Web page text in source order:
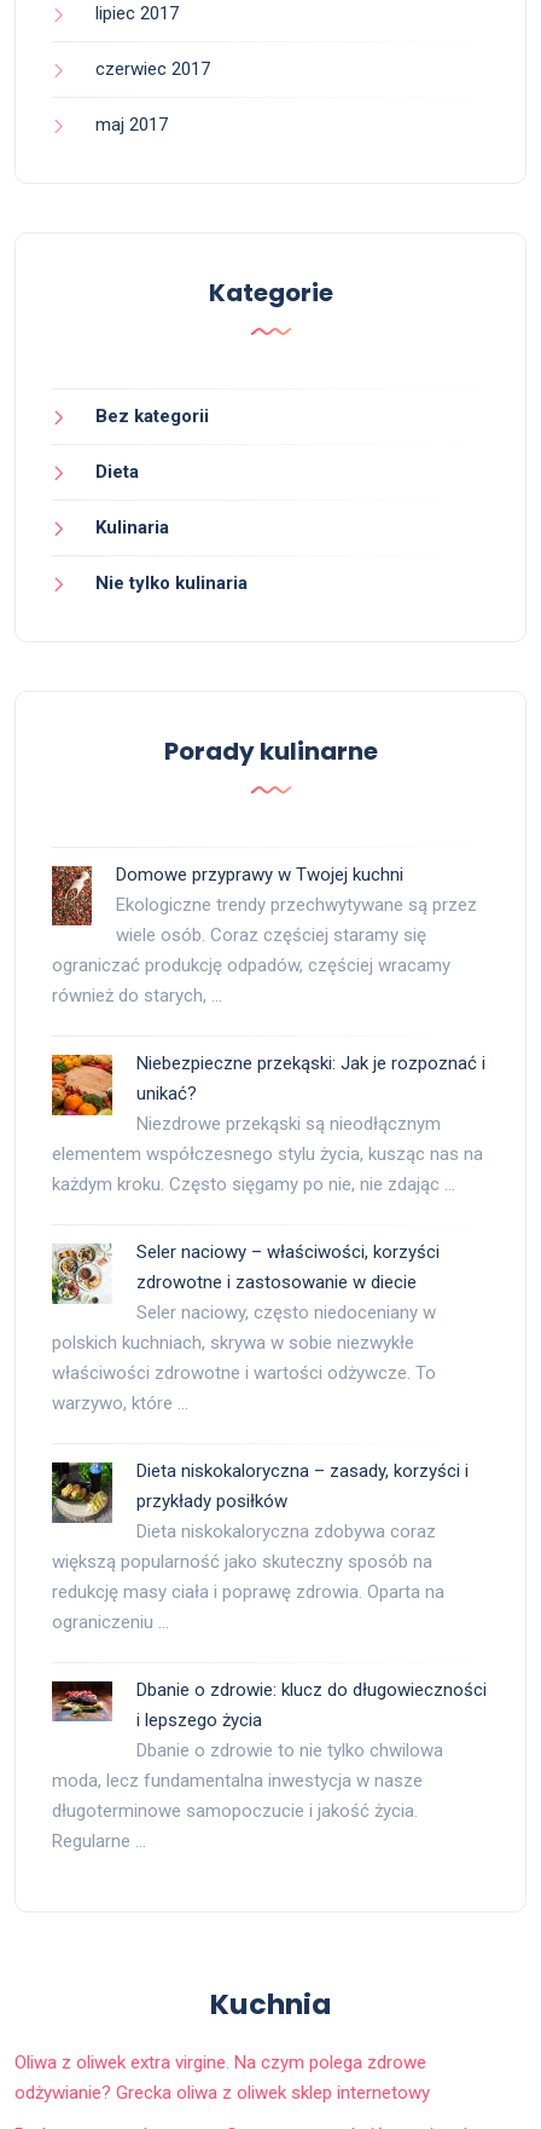
lipiec 2017
czerwiec 2017
maj 2017
Kategorie
Bez kategorii
Dieta
Kulinaria
Nie tylko kulinaria
Porady kulinarne
Domowe przyprawy w Twojej kuchni
Ekologiczne trendy przechwytywane są przez
wiele osób. Coraz częściej staramy się
ograniczać produkcję odpadów, częściej wracamy
również do starych, …
Niebezpieczne przekąski: Jak je rozpoznać i
unikać?
Niezdrowe przekąski są nieodłącznym
elementem współczesnego stylu życia, kusząc nas na
każdym kroku. Często sięgamy po nie, nie zdając …
Seler naciowy – właściwości, korzyści
zdrowotne i zastosowanie w diecie
Seler naciowy, często niedoceniany w
polskich kuchniach, skrywa w sobie niezwykłe
właściwości zdrowotne i wartości odżywcze. To
warzywo, które …
Dieta niskokaloryczna – zasady, korzyści i
przykłady posiłków
Dieta niskokaloryczna zdobywa coraz
większą popularność jako skuteczny sposób na
redukcję masy ciała i poprawę zdrowia. Oparta na
ograniczeniu …
Dbanie o zdrowie: klucz do długowieczności
i lepszego życia
Dbanie o zdrowie to nie tylko chwilowa
moda, lecz fundamentalna inwestycja w nasze
długoterminowe samopoczucie i jakość życia.
Regularne …
Kuchnia
Oliwa z oliwek extra virgine. Na czym polega zdrowe
odżywianie? Grecka oliwa z oliwek sklep internetowy